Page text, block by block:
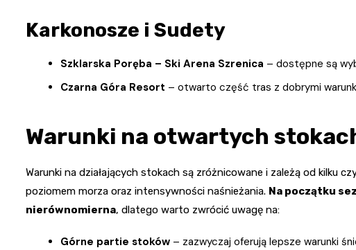
Karkonosze i Sudety
Szklarska Poręba – Ski Arena Szrenica – dostępne są
Czarna Góra Resort – otwarto część tras z dobrymi
Warunki na otwartych
Warunki na działających stokach są zróżnicowane i zależą od kilku
poziomem morza oraz intensywności naśnieżania. Na początku
nierównomierna, dlatego warto zwrócić uwagę na:
Górne partie stoków – zazwyczaj oferują lepsze warunki